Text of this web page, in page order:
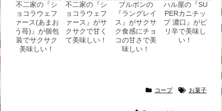
不二家の『シ
ョコラウェフ
ァース(あまお
う苺)』が個包
装でサクサク
美味しい！
不二家の『シ
ョコラウェフ
ァース』がサ
クサクで甘く
て美味しい！
ブルボンの
『ラングレイ
ス』がサクサ
ク食感にチョ
コの甘さで美
味しい！
ハル屋の『SU
PERカニチッ
プ 濃口』がピ
リ辛で美味し
い！
コープ お菓子